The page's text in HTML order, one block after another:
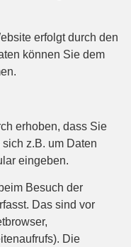
erfolgt durch den
können Sie dem
erhoben, dass Sie
z.B. um Daten
eingeben.
Besuch der
Das sind vor
Die